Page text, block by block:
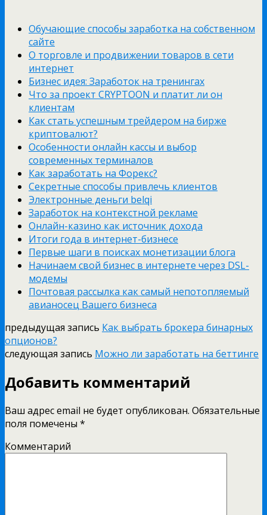
Обучающие способы заработка на собственном
сайте
О торговле и продвижении товаров в сети
интернет
Бизнес идея: Заработок на тренингах
Что за проект CRYPTOON и платит ли он
клиентам
Как стать успешным трейдером на бирже
криптовалют?
Особенности онлайн кассы и выбор
современных терминалов
Как заработать на Форекс?
Секретные способы привлечь клиентов
Электронные деньги belqi
Заработок на контекстной рекламе
Онлайн-казино как источник дохода
Итоги года в интернет-бизнесе
Первые шаги в поисках монетизации блога
Начинаем свой бизнес в интернете через DSL-
модемы
Почтовая рассылка как самый непотопляемый
авианосец Вашего бизнеса
предыдущая запись Как выбрать брокера бинарных
опционов?
следующая запись Можно ли заработать на беттинге
Добавить комментарий
Ваш адрес email не будет опубликован. Обязательные
поля помечены *
Комментарий